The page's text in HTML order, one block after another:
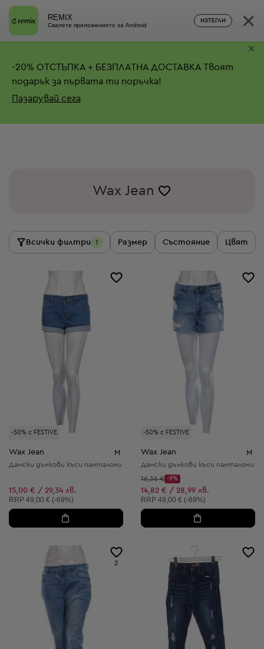
REMIX
Свалете приложението за Android
ИЗТЕГЛИ ×
-20% ОТСТЪПКА + БЕЗПЛАТНА ДОСТАВКА Твоят
подарък за първата ти поръчка!
Пазарувай сега
×
Wax Jean
Всички филтри 1 Размер Състояние Цвят
-50% с FESTIVE
Wax Jean M
Дамски дънкови къси панталони
15,00 € / 29,34 лв.
Препоръчителна цена:
RRP 49,00 € (-69%)
-50% с FESTIVE
Wax Jean M
Дамски дънкови къси панталони
Начална цена:
16,36 €
Discount Price:
-9%
Намалена цена:
14,82 € / 28,99 лв.
Препоръчителна цена:
RRP 49,00 € (-69%)
2